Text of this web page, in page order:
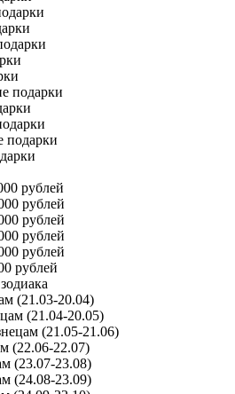
подарки
подарки
рублей
рублей
рублей
рублей
рублей
рублей
(21.03-20.04)
(21.04-20.05)
(21.05-21.06)
(22.06-22.07)
(23.07-23.08)
(24.08-23.09)